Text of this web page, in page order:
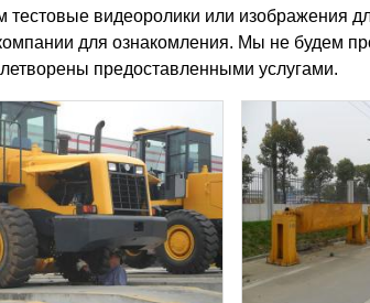
видеоролики или изображения
для ознакомления. Мы не будем
предоставленными услугами.